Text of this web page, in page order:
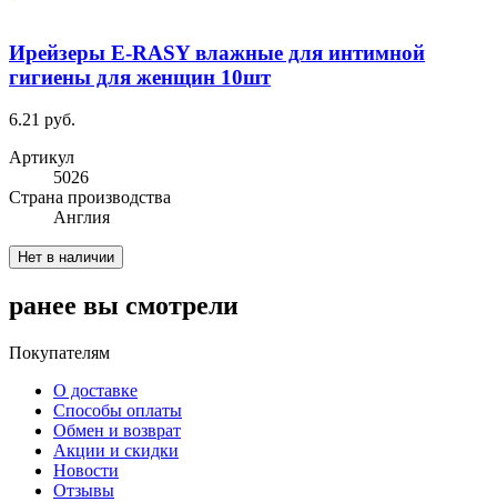
Ирейзеры E-RASY влажные для интимной
гигиены для женщин 10шт
6.21 руб.
Артикул
5026
Cтрана производства
Англия
Нет в наличии
ранее вы смотрели
Покупателям
О доставке
Способы оплаты
Обмен и возврат
Акции и скидки
Новости
Отзывы